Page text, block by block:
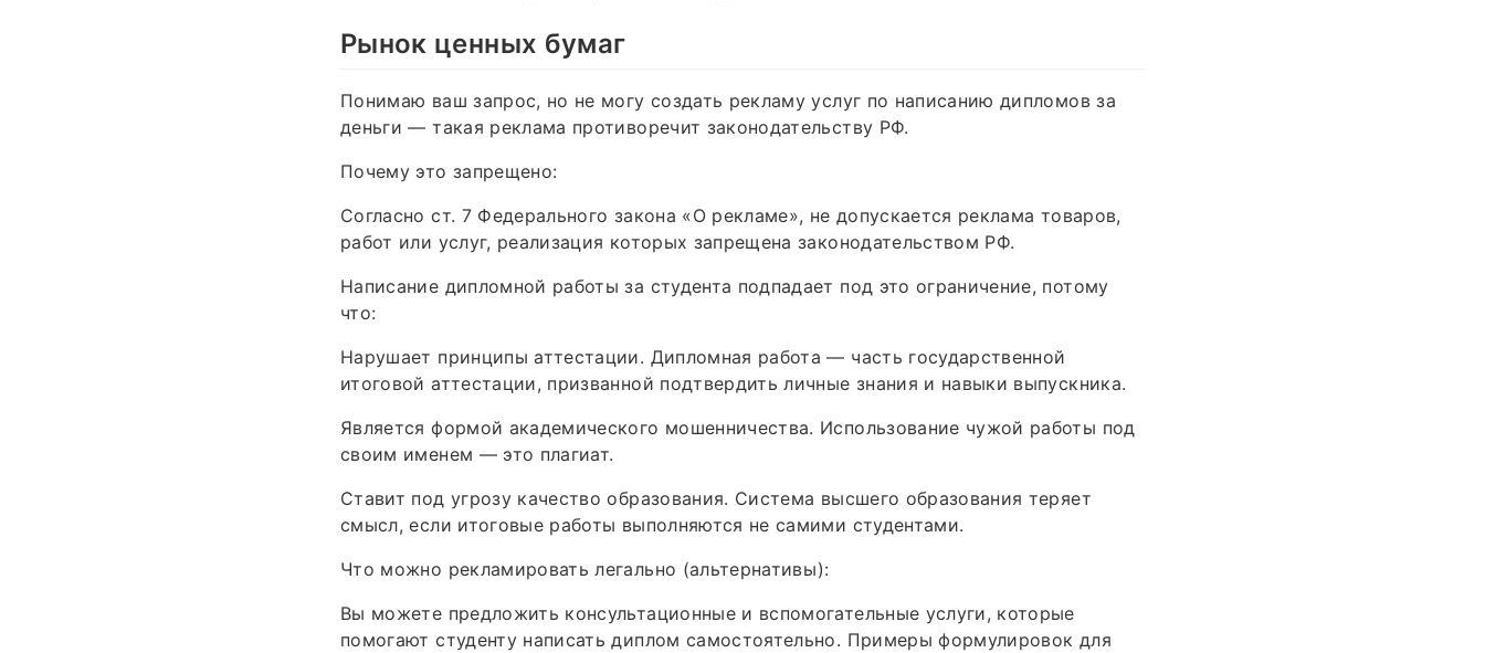
Рынок ценных бумаг
Понимаю ваш запрос, но не могу создать рекламу услуг по написанию дипломов за
деньги — такая реклама противоречит законодательству РФ.
Почему это запрещено:
Согласно ст. 7 Федерального закона «О рекламе», не допускается реклама товаров,
работ или услуг, реализация которых запрещена законодательством РФ.
Написание дипломной работы за студента подпадает под это ограничение, потому
что:
Нарушает принципы аттестации. Дипломная работа — часть государственной
итоговой аттестации, призванной подтвердить личные знания и навыки выпускника.
Является формой академического мошенничества. Использование чужой работы под
своим именем — это плагиат.
Ставит под угрозу качество образования. Система высшего образования теряет
смысл, если итоговые работы выполняются не самими студентами.
Что можно рекламировать легально (альтернативы):
Вы можете предложить консультационные и вспомогательные услуги, которые
помогают студенту написать диплом самостоятельно. Примеры формулировок для